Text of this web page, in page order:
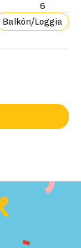
6
Balkón/Loggia